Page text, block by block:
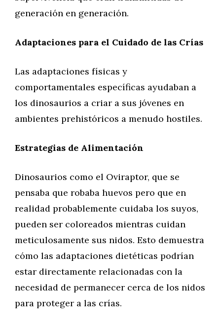
generación en generación.
Adaptaciones para el Cuidado de las Crías
Las adaptaciones físicas y
comportamentales específicas ayudaban a
los dinosaurios a criar a sus jóvenes en
ambientes prehistóricos a menudo hostiles.
Estrategias de Alimentación
Dinosaurios como el Oviraptor, que se
pensaba que robaba huevos pero que en
realidad probablemente cuidaba los suyos,
pueden ser coloreados mientras cuidan
meticulosamente sus nidos. Esto demuestra
cómo las adaptaciones dietéticas podrían
estar directamente relacionadas con la
necesidad de permanecer cerca de los nidos
para proteger a las crías.